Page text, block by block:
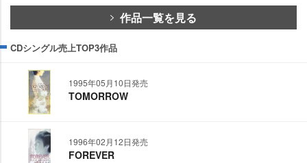
作品一覧を見る
CDシングル売上TOP3作品
1995年05月10日発売
TOMORROW
1996年02月12日発売
FOREVER